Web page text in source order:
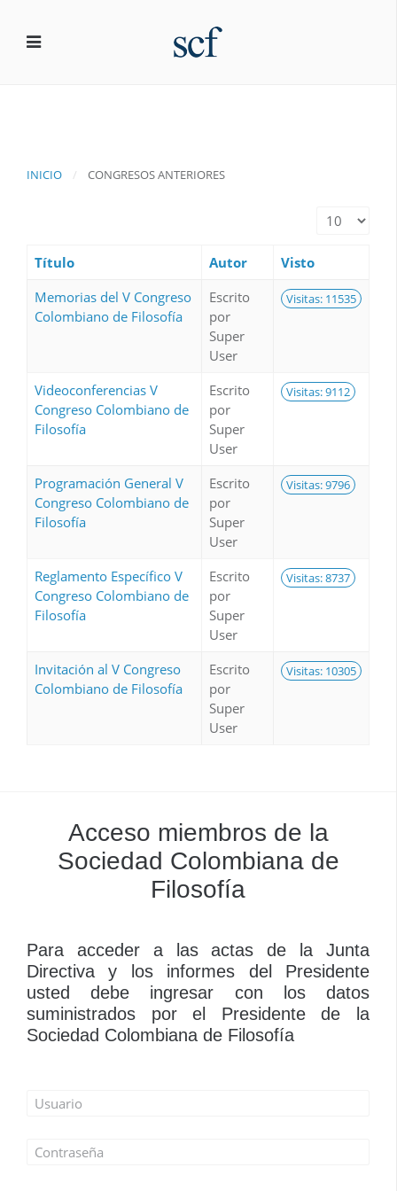
INICIO CONGRESOS ANTERIORES
Cantidad a
Título Autor
Visto
Memorias del V Congreso
Colombiano de Filosofía
Escrito
por
Super
User
Visitas: 11535
Videoconferencias V
Congreso Colombiano de
Filosofía
Escrito
por
Super
User
Visitas: 9112
Programación General V
Congreso Colombiano de
Filosofía
Escrito
por
Super
User
Visitas: 9796
Reglamento Específico V
Congreso Colombiano de
Filosofía
Escrito
por
Super
User
Visitas: 8737
Invitación al V Congreso
Colombiano de Filosofía
Escrito
por
Super
User
Visitas: 10305
Acceso miembros de la
Sociedad Colombiana de
Filosofía
Para acceder a las actas de la Junta
Directiva y los informes del Presidente
usted debe ingresar con los datos
suministrados por el Presidente de la
Sociedad Colombiana de Filosofía